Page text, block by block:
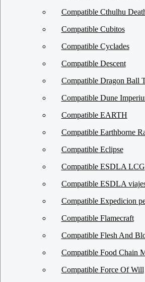
Compatible Cthulhu
Compatible Cubitos
Compatible Cyclades
Compatible Descent
Compatible Dragon Ball
Compatible Dune
Compatible EARTH
Compatible Earthborne
Compatible Eclipse
Compatible ESDLA LCG
Compatible ESDLA
Compatible Expedicion
Compatible Flamecraft
Compatible Flesh And
Compatible Food Chain
Compatible Force Of Will